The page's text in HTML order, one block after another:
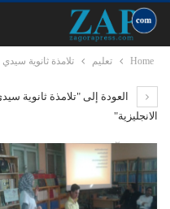
Home تعليم تلامذة ثانوية
العودة إلى "تلامذة ثانوية
الانجليزية"